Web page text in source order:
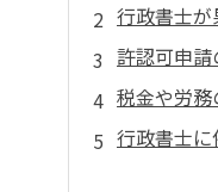
行政書士が
許認可申
税金や労
行政書士に